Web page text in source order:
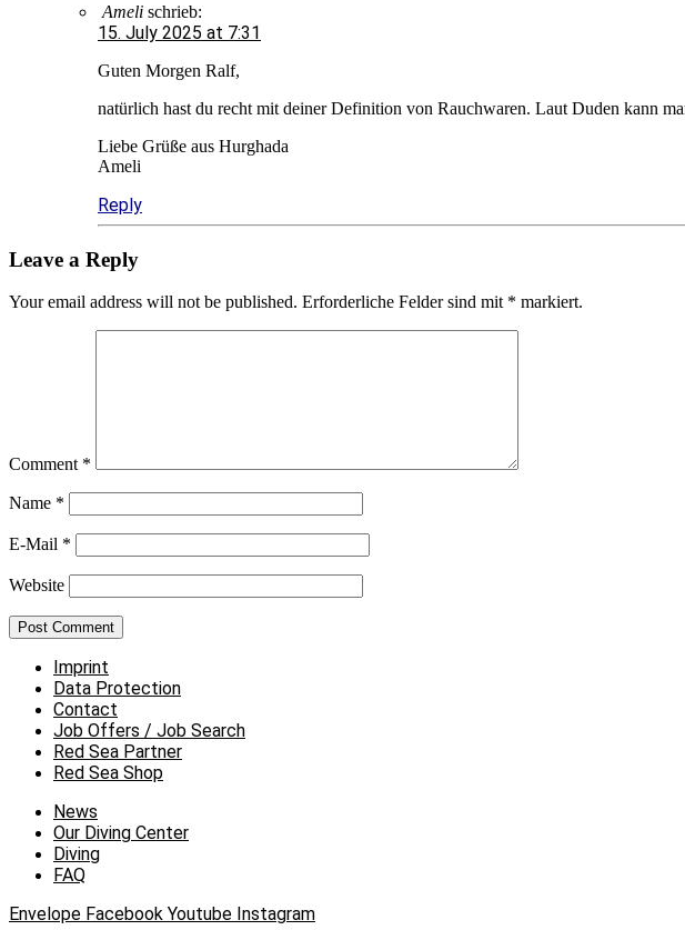
Ameli schrieb:
15. July 2025 at 7:31
Guten Morgen Ralf,
natürlich hast du recht mit deiner Definition von Rauchwaren. Laut Duden kann
Liebe Grüße aus Hurghada
Ameli
Reply
Leave a Reply
Your email address will not be published. Erforderliche Felder sind mit * markiert.
Comment *
Name *
E-Mail *
Website
Imprint
Data Protection
Contact
Job Offers / Job Search
Red Sea Partner
Red Sea Shop
News
Our Diving Center
Diving
FAQ
Envelope Facebook Youtube Instagram